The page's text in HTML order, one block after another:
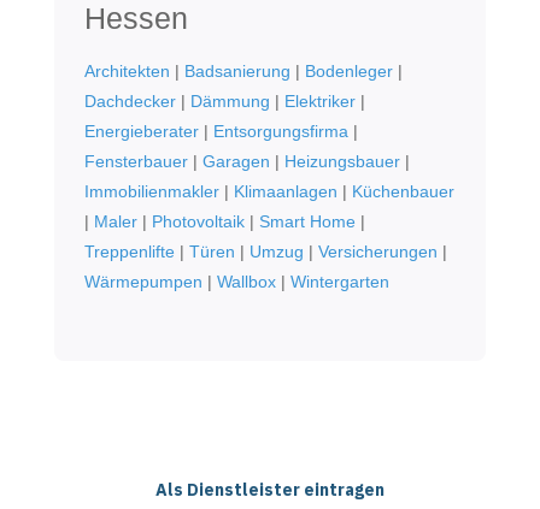
Hessen
Architekten | Badsanierung | Bodenleger|
Dachdecker| Dämmung | Elektriker|
Energieberater| Entsorgungsfirma |
Fensterbauer| Garagen | Heizungsbauer|
Immobilienmakler| Klimaanlagen | Küchenbauer
| Maler| Photovoltaik| Smart Home|
Treppenlifte| Türen | Umzug | Versicherungen |
Wärmepumpen | Wallbox| Wintergarten
Als Dienstleister eintragen